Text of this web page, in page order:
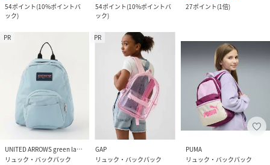
54ポイント(10%ポイントバ
ック)
54ポイント(10%ポイントバ
ック)
27ポイント(1倍)
PR
UNITED ARROWS green label relaxing
リュック・バックパック
PR
GAP
リュック・バックパック
PUMA
リュック・バックパック